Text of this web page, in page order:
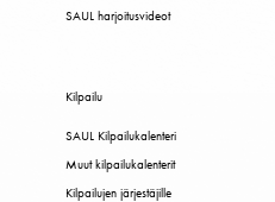
SAUL harjoitusvideot
Kilpailu
SAUL Kilpailukalenteri
Muut kilpailukalenterit
Kilpailujen järjestäjille